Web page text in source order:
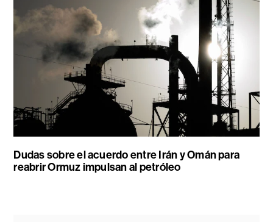
Dudas sobre el acuerdo entre Irán y Omán para
reabrir Ormuz impulsan al petróleo